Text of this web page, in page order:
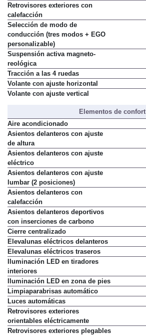
Retrovisores exteriores con
calefacción
Selección de modo de
conducción (tres modos + EGO
personalizable)
Suspensión activa magneto-
reológica
Tracción a las 4 ruedas
Volante con ajuste horizontal
Volante con ajuste vertical
Elementos de confort
Aire acondicionado
Asientos delanteros con ajuste
de altura
Asientos delanteros con ajuste
eléctrico
Asientos delanteros con ajuste
lumbar (2 posiciones)
Asientos delanteros con
calefacción
Asientos delanteros deportivos
con inserciones de carbono
Cierre centralizado
Elevalunas eléctricos delanteros
Elevalunas eléctricos traseros
Iluminación LED en tiradores
interiores
Iluminación LED en zona de pies
Limpiaparabrisas automático
Luces automáticas
Retrovisores exteriores
orientables eléctricamente
Retrovisores exteriores plegables